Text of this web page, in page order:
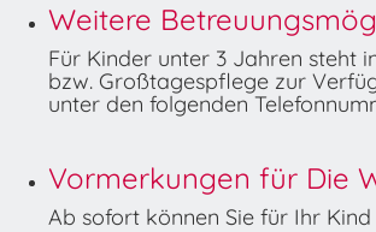
Weitere
Für Kinder unter 3 Jahren steht
bzw. Großtagespflege zur
unter den folgenden
Vormerkungen für Die
Ab sofort können Sie für Ihr